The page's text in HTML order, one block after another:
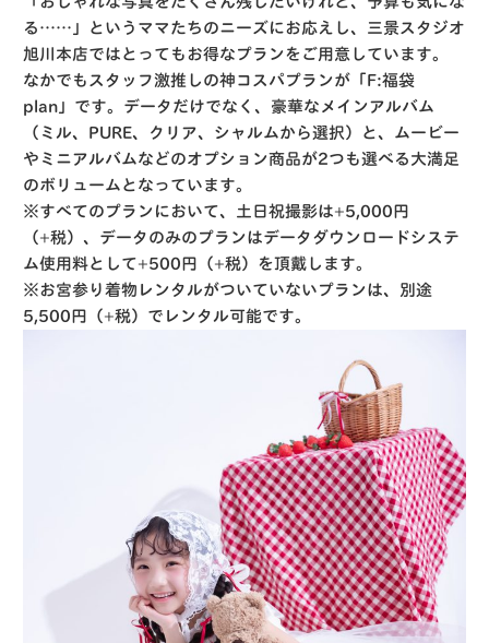
る……」というママたちのニーズにお応えし、三景スタジオ
旭川本店ではとってもお得なプランをご用意しています。
なかでもスタッフ激推しの神コスパプランが「F:福袋
plan」です。データだけでなく、豪華なメインアルバム
（ミル、PURE、クリア、シャルムから選択）と、ムービー
やミニアルバムなどのオプション商品が2つも選べる大満足
のボリュームとなっています。
※すべてのプランにおいて、土日祝撮影は+5,000円
（+税）、データのみのプランはデータダウンロードシステ
ム使用料として+500円（+税）を頂戴します。
※お宮参り着物レンタルがついていないプランは、別途
5,500円（+税）でレンタル可能です。